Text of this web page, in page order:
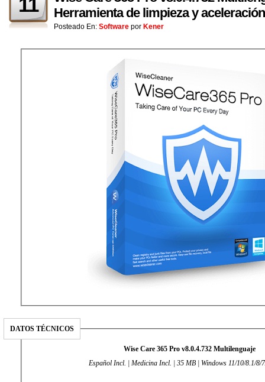
Herramienta de limpieza y
Posteado En: Software por Kener
DATOS TÉCNICOS
Wise Care 365 Pro v8.0.4.732 Multilenguaje
Español Incl. | Medicina Incl. | 35 MB | Windows 11/10/8.1/8/